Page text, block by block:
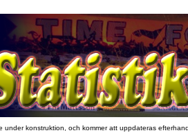
under konstruktion, och kommer att uppdateras